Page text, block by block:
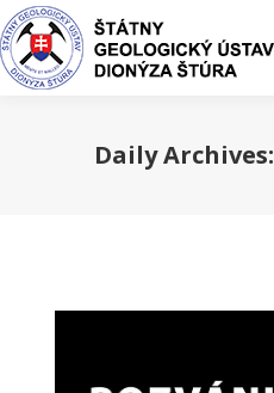
Daily Archives: